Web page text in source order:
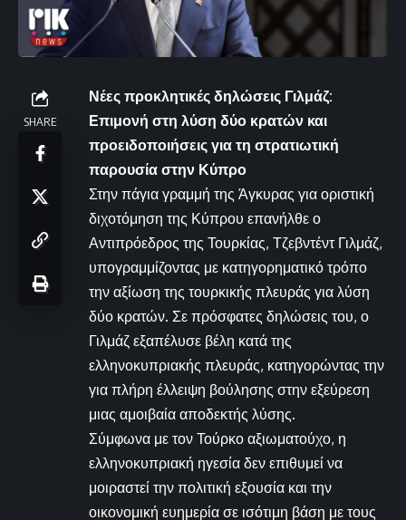
SHARE
Νέες προκλητικές δηλώσεις Γιλμάζ:
Επιμονή στη λύση δύο κρατών και
προειδοποιήσεις για τη στρατιωτική
παρουσία στην Κύπρο
Στην πάγια γραμμή της Άγκυρας για οριστική
διχοτόμηση της Κύπρου επανήλθε ο
Αντιπρόεδρος της Τουρκίας, Τζεβντέντ Γιλμάζ,
υπογραμμίζοντας με κατηγορηματικό τρόπο
την αξίωση της τουρκικής πλευράς για λύση
δύο κρατών. Σε πρόσφατες δηλώσεις του, ο
Γιλμάζ εξαπέλυσε βέλη κατά της
ελληνοκυπριακής πλευράς, κατηγορώντας την
για πλήρη έλλειψη βούλησης στην εξεύρεση
μιας αμοιβαία αποδεκτής λύσης.
Σύμφωνα με τον Τούρκο αξιωματούχο, η
ελληνοκυπριακή ηγεσία δεν επιθυμεί να
μοιραστεί την πολιτική εξουσία και την
οικονομική ευημερία σε ισότιμη βάση με τους